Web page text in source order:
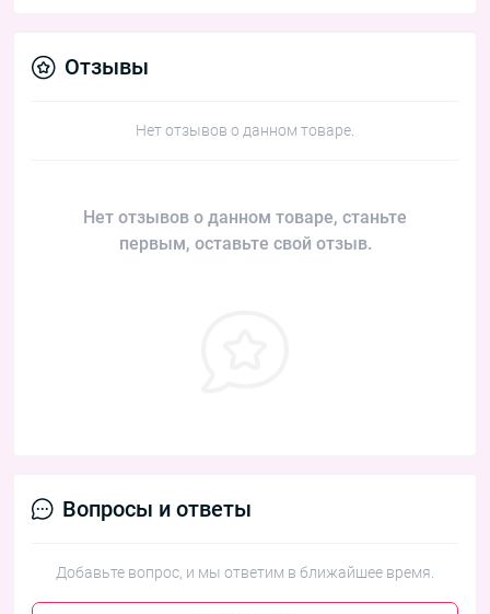
Отзывы
Нет отзывов о данном товаре.
Нет отзывов о данном товаре, станьте
первым, оставьте свой отзыв.
Вопросы и ответы
Добавьте вопрос, и мы ответим в ближайшее время.